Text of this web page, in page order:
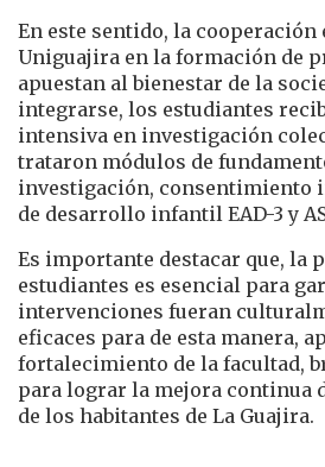
En este sentido, la cooperación
Uniguajira en la formación de
apuestan al bienestar de la
integrarse, los estudiantes
intensiva en investigación
trataron módulos de
investigación, consentimiento
de desarrollo infantil EAD-3 y
Es importante destacar que, la
estudiantes es esencial para
intervenciones fueran
eficaces para de esta manera,
fortalecimiento de la facultad,
para lograr la mejora continua
de los habitantes de La Guajira.